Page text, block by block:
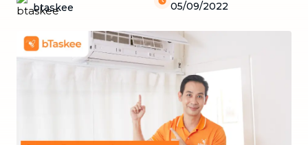
btaskee 05/09/2022